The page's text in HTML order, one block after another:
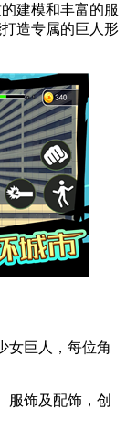
建模和丰富的服
造专属的巨人形
女巨人，每位角
服饰及配饰，创